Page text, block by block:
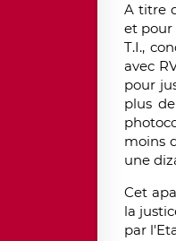
A titre
et pour
T.I.,
avec
pour
plus
moins
une
Cet
la
par